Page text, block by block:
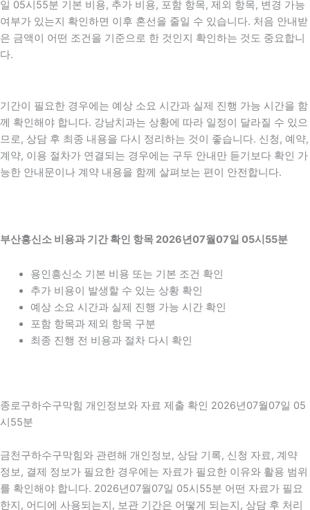
일 05시55분 기본 비용, 추가 비용, 포함 항목, 제외 항목, 변경 가능
여부가 있는지 확인하면 이후 혼선을 줄일 수 있습니다. 처음 안내받
은 금액이 어떤 조건을 기준으로 한 것인지 확인하는 것도 중요합니
다.
기간이 필요한 경우에는 예상 소요 시간과 실제 진행 가능 시간을 함
께 확인해야 합니다. 강남치과는 상황에 따라 일정이 달라질 수 있으
므로, 상담 후 최종 내용을 다시 정리하는 것이 좋습니다. 신청, 예약,
계약, 이용 절차가 연결되는 경우에는 구두 안내만 듣기보다 확인 가
능한 안내문이나 계약 내용을 함께 살펴보는 편이 안전합니다.
부산흥신소 비용과 기간 확인 항목 2026년07월07일 05시55분
용인흥신소 기본 비용 또는 기본 조건 확인
추가 비용이 발생할 수 있는 상황 확인
예상 소요 시간과 실제 진행 가능 시간 확인
포함 항목과 제외 항목 구분
최종 진행 전 비용과 절차 다시 확인
종로구하수구막힘 개인정보와 자료 제출 확인 2026년07월07일 05
시55분
금천구하수구막힘와 관련해 개인정보, 상담 기록, 신청 자료, 계약
정보, 결제 정보가 필요한 경우에는 자료가 필요한 이유와 활용 범위
를 확인해야 합니다. 2026년07월07일 05시55분 어떤 자료가 필요
한지, 어디에 사용되는지, 보관 기간은 어떻게 되는지, 상담 후 처리